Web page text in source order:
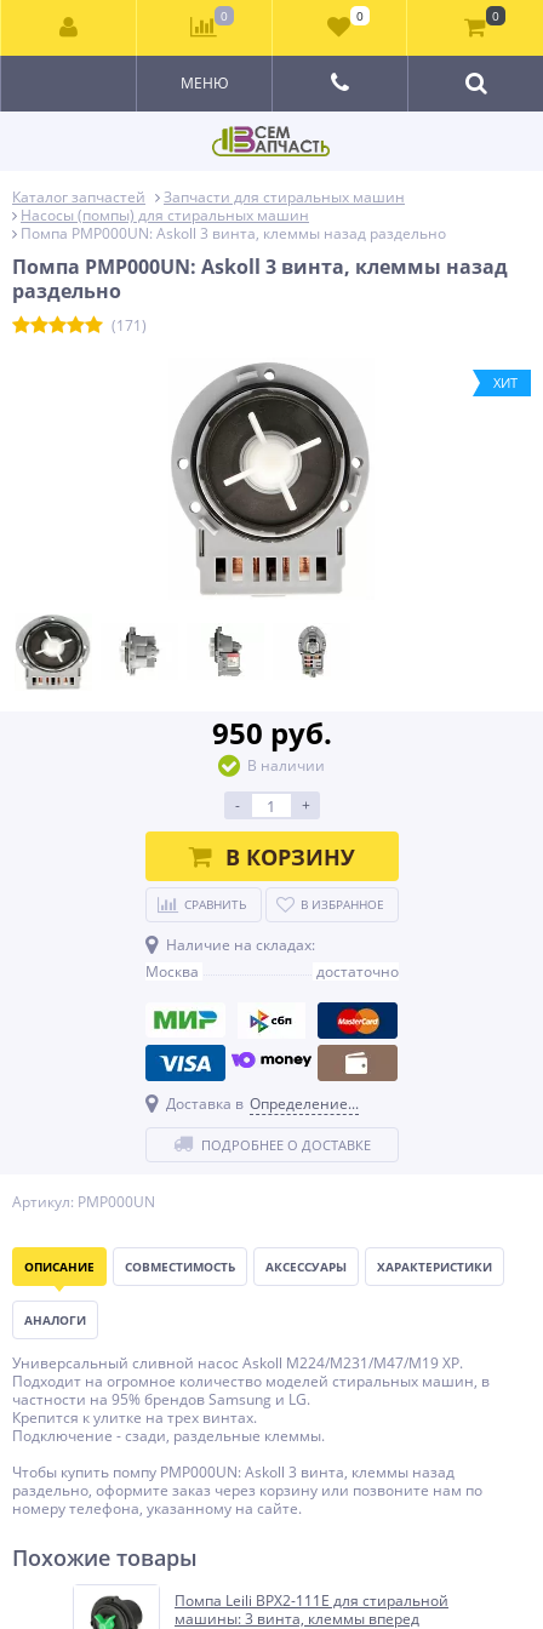
МЕНЮ
Каталог запчастей
Запчасти для стиральных машин
Насосы (помпы) для стиральных машин
Помпа PMP000UN: Askoll 3 винта, клеммы назад раздельно
Помпа PMP000UN: Askoll 3 винта, клеммы назад
раздельно
(171)
ХИТ
Артикул: PMP000UN
950 руб.
В наличии
-
+
В КОРЗИНУ
СРАВНИТЬ В ИЗБРАННОЕ
Наличие на складах:
Москва
достаточно
Доставка в Определение...
ПОДРОБНЕЕ О ДОСТАВКЕ
ОПИСАНИЕ СОВМЕСТИМОСТЬ АКСЕССУАРЫ ХАРАКТЕРИСТИКИ
АНАЛОГИ
Универсальный сливной насос Askoll M224/M231/M47/M19 XP.
Подходит на огромное количество моделей стиральных машин, в
частности на 95% брендов Samsung и LG.
Крепится к улитке на трех винтах.
Подключение - сзади, раздельные клеммы.
Чтобы купить помпу PMP000UN: Askoll 3 винта, клеммы назад
раздельно, оформите заказ через корзину или позвоните нам по
номеру телефона, указанному на сайте.
Похожие товары
Помпа Leili BPX2-111E для стиральной
машины: 3 винта, клеммы вперед
0 0 0